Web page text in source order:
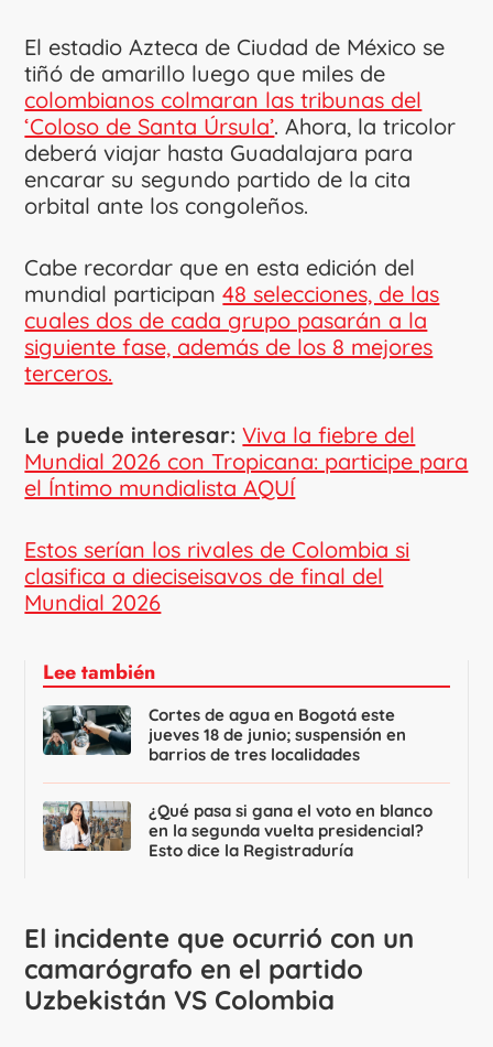
El estadio Azteca de Ciudad de México se
tiñó de amarillo luego que miles de
colombianos colmaran las tribunas del
‘Coloso de Santa Úrsula’. Ahora, la tricolor
deberá viajar hasta Guadalajara para
encarar su segundo partido de la cita
orbital ante los congoleños.
Cabe recordar que en esta edición del
mundial participan48 selecciones, de las
cuales dos de cada grupo pasarán a la
siguiente fase, además de los 8 mejores
terceros.
Le puede interesar: Viva la fiebre del
Mundial 2026 con Tropicana: participe para
el Íntimo mundialista AQUÍ
Estos serían los rivales de Colombia si
clasifica a dieciseisavos de final del
Mundial 2026
Lee también
Cortes de agua en Bogotá este
jueves 18 de junio; suspensión en
barrios de tres localidades
¿Qué pasa si gana el voto en blanco
en la segunda vuelta presidencial?
Esto dice la Registraduría
El incidente que ocurrió con un
camarógrafo en el partido
Uzbekistán VS Colombia